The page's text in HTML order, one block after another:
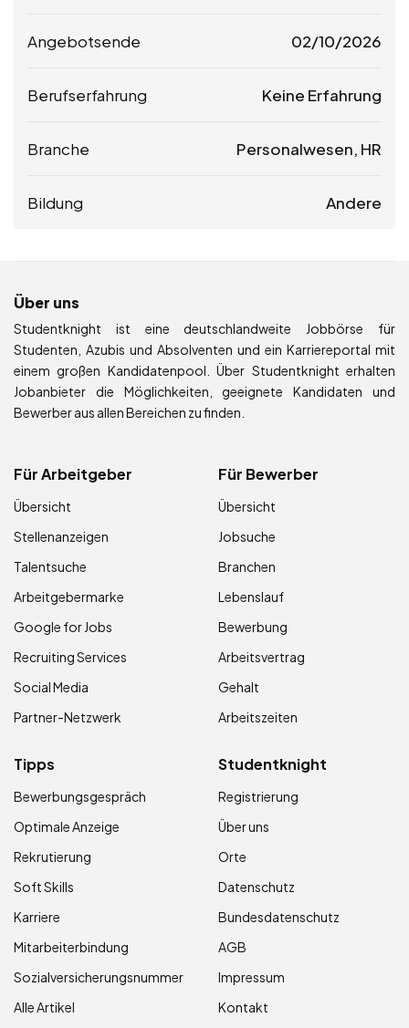
Angebotsende 02/10/2026
Berufserfahrung Keine Erfahrung
Branche Personalwesen, HR
Bildung Andere
Über uns
Studentknight ist eine deutschlandweite Jobbörse für
Studenten, Azubis und Absolventen und ein Karriereportal mit
einem großen Kandidatenpool. Über Studentknight erhalten
Jobanbieter die Möglichkeiten, geeignete Kandidaten und
Bewerber aus allen Bereichen zu finden.
Für Arbeitgeber
Übersicht
Stellenanzeigen
Talentsuche
Arbeitgebermarke
Google for Jobs
Recruiting Services
Social Media
Partner-Netzwerk
Für Bewerber
Übersicht
Jobsuche
Branchen
Lebenslauf
Bewerbung
Arbeitsvertrag
Gehalt
Arbeitszeiten
Tipps
Bewerbungsgespräch
Optimale Anzeige
Rekrutierung
Soft Skills
Karriere
Mitarbeiterbindung
Sozialversicherungsnummer
Alle Artikel
Studentknight
Registrierung
Über uns
Orte
Datenschutz
Bundesdatenschutz
AGB
Impressum
Kontakt